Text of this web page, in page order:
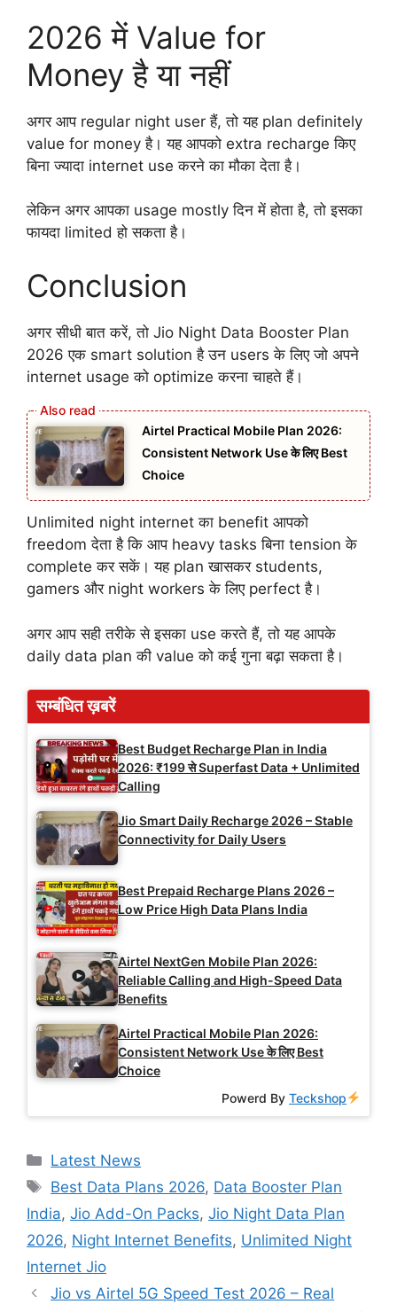
2026 में Value for
Money है या नहीं
अगर आप regular night user हैं, तो यह plan definitely
value for money है। यह आपको extra recharge किए
बिना ज्यादा internet use करने का मौका देता है।
लेकिन अगर आपका usage mostly दिन में होता है, तो इसका
फायदा limited हो सकता है।
Conclusion
अगर सीधी बात करें, तो Jio Night Data Booster Plan
2026 एक smart solution है उन users के लिए जो अपने
internet usage को optimize करना चाहते हैं।
Airtel Practical Mobile Plan 2026:
Consistent Network Use के लिए Best
Choice
Unlimited night internet का benefit आपको
freedom देता है कि आप heavy tasks बिना tension के
complete कर सकें। यह plan खासकर students,
gamers और night workers के लिए perfect है।
अगर आप सही तरीके से इसका use करते हैं, तो यह आपके
daily data plan की value को कई गुना बढ़ा सकता है।
सम्बंधित ख़बरें
Best Budget Recharge Plan in India
2026: ₹199 से Superfast Data + Unlimited
Calling
Jio Smart Daily Recharge 2026 – Stable
Connectivity for Daily Users
Best Prepaid Recharge Plans 2026 –
Low Price High Data Plans India
Airtel NextGen Mobile Plan 2026:
Reliable Calling and High-Speed Data
Benefits
Airtel Practical Mobile Plan 2026:
Consistent Network Use के लिए Best
Choice
Powerd ByTeckshop
Categories
Latest News
Tags
Best Data Plans 2026, Data Booster Plan
India, Jio Add-On Packs, Jio Night Data Plan
2026, Night Internet Benefits, Unlimited Night
Internet Jio
Jio vs Airtel 5G Speed Test 2026 – Real